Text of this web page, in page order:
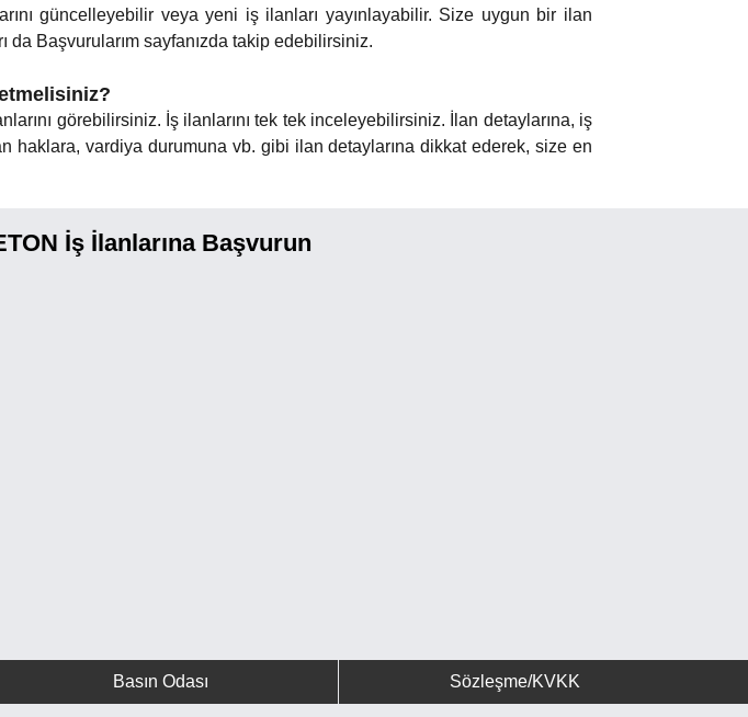
güncelleyebilir veya yeni iş ilanları yayınlayabilir. Size uygun bir ilan
da Başvurularım sayfanızda takip edebilirsiniz.
görebilirsiniz. İş ilanlarını tek tek inceleyebilirsiniz. İlan detaylarına, iş
haklara, vardiya durumuna vb. gibi ilan detaylarına dikkat ederek, size en
İş İlanlarına Başvurun
Basın Odası Sözleşme/KVKK